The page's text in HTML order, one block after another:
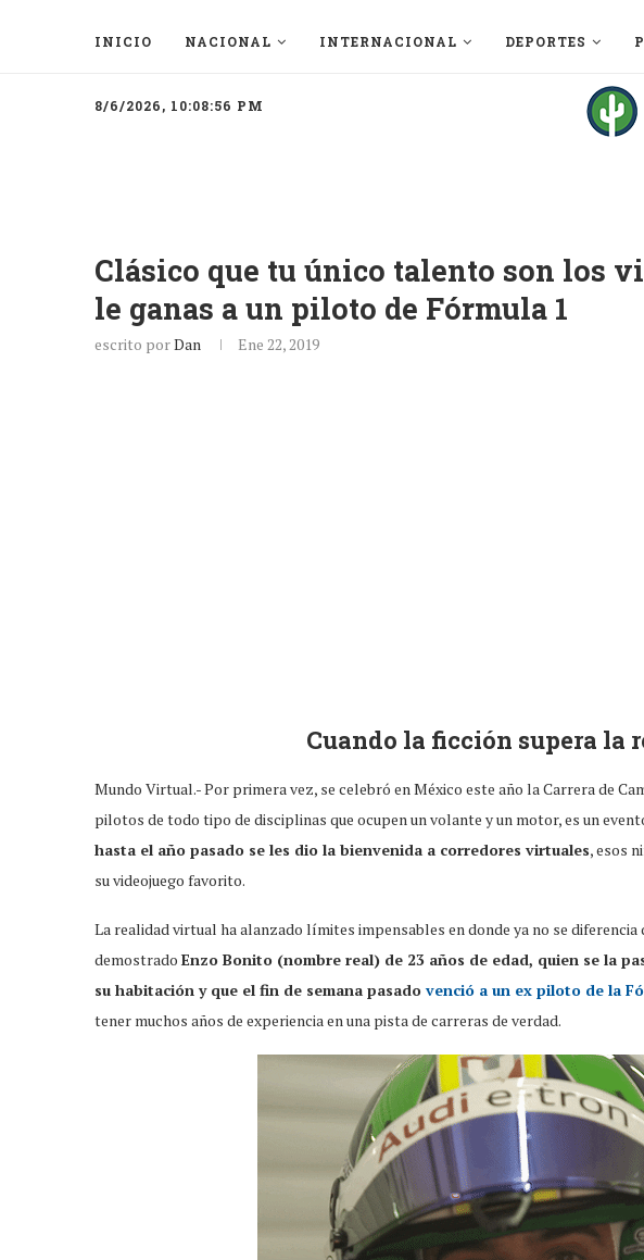
INICIO NACIONAL INTERNACIONAL DEPORTES
8/6/2026, 10:08:56 PM
Clásico que tu único talento son los
le ganas a un piloto de Fórmula 1
escrito porDan Ene 22, 2019
Cuando la ficción supera la
Mundo Virtual.- Por primera vez, se celebró en México este año la Carrera de
pilotos de todo tipo de disciplinas que ocupen un volante y un motor, es un
hasta el año pasado se les dio la bienvenida a corredores virtuales, esos
su videojuego favorito.
La realidad virtual ha alanzado límites impensables en donde ya no se diferencia
demostrado Enzo Bonito (nombre real) de 23 años de edad, quien se la
su habitación y que el fin de semana pasado venció a un ex piloto de la
tener muchos años de experiencia en una pista de carreras de verdad.